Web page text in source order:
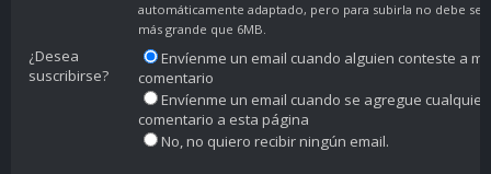
automáticamente adaptado, pero para subirla no debe ser
más grande que 6MB.
¿Desea
suscribirse?
Envíenme un email cuando alguien conteste a mi
comentario
Envíenme un email cuando se agregue cualquier
comentario a esta página
No, no quiero recibir ningún email.